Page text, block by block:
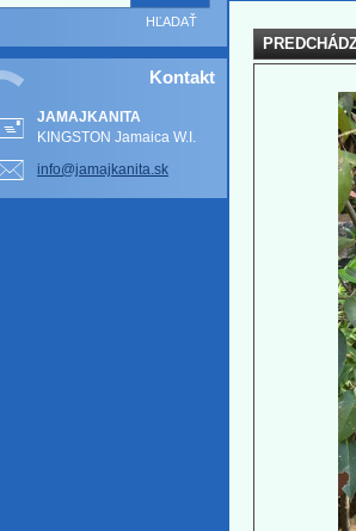
Kontakt
JAMAJKANITA
KINGSTON Jamaica W.I.
info@jamajkanita.sk